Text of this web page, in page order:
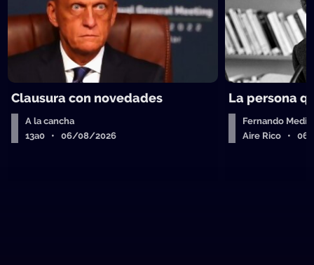
Clausura con novedades
A la cancha
13a0 • 06/08/2026
La persona
Fernando
Aire Rico •